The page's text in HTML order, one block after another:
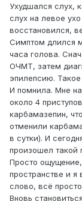
Ухудшался слух,
слух на левое
восстановился,
Симптом длился
часа голова.
ОЧМТ, затем
эпилепсию.
И помнила. Мне
около 4
карбамазепин,
отменили
в сутки). И
произошел такой
Просто
пространстве и я
слово, всё
Вновь